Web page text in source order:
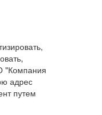
"Компания
адрес
путем